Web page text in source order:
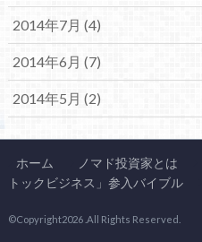
2014年7月 (4)
2014年6月 (7)
2014年5月 (2)
ホーム ノマド投資家とは
トックビジネス」参入バイブル
©Copyright2026 .All Rights Reserved.